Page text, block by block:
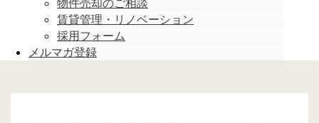
賃貸管理・リノベーション
採用フォーム
メルマガ登録